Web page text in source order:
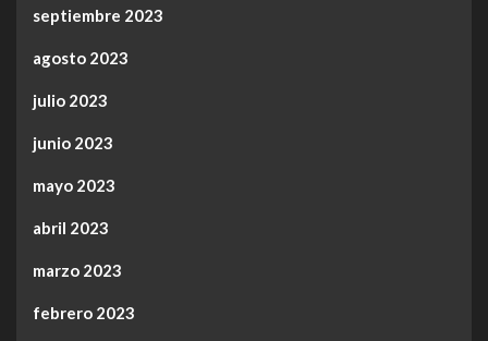
septiembre 2023
agosto 2023
julio 2023
junio 2023
mayo 2023
abril 2023
marzo 2023
febrero 2023